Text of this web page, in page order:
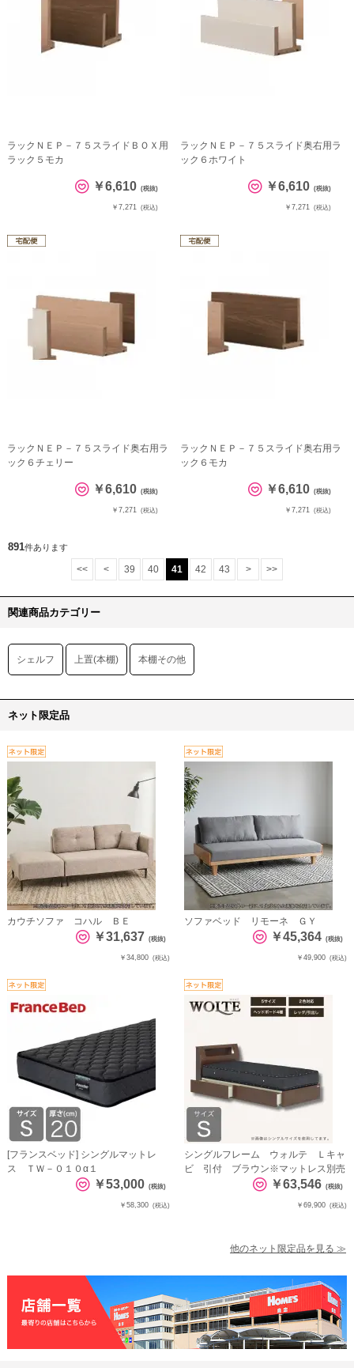
ラックＮＥＰ－７５スライドＢＯＸ用
ラック５モカ
￥6,610 (税抜)
￥7,271 (税込)
ラックＮＥＰ－７５スライド奥右用ラ
ック６ホワイト
￥6,610 (税抜)
￥7,271 (税込)
ラックＮＥＰ－７５スライド奥右用ラ
ック６チェリー
￥6,610 (税抜)
￥7,271 (税込)
ラックＮＥＰ－７５スライド奥右用ラ
ック６モカ
￥6,610 (税抜)
￥7,271 (税込)
891件あります
<< < 39 40 41 42 43 > >>
関連商品カテゴリー
シェルフ 上置(本棚) 本棚その他
ネット限定品
カウチソファ コハル ＢＥ
￥31,637 (税抜)
￥34,800 (税込)
ソファベッド リモーネ ＧＹ
￥45,364 (税抜)
￥49,900 (税込)
[フランスベッド] シングルマットレ
ス ＴＷ－０１０α１
￥53,000 (税抜)
￥58,300 (税込)
シングルフレーム ウォルテ Ｌキャ
ビ 引付 ブラウン※マットレス別売
￥63,546 (税抜)
￥69,900 (税込)
他のネット限定品を見る ≫